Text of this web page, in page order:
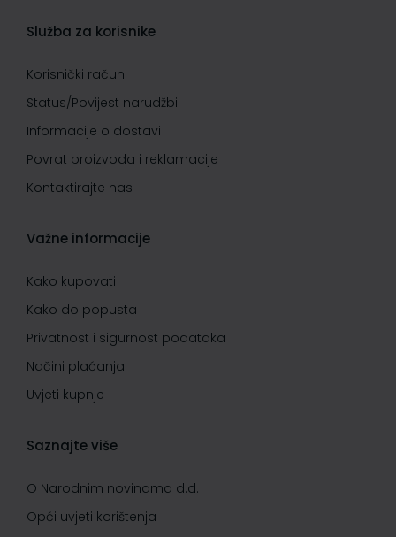
Služba za korisnike
Korisnički račun
Status/Povijest narudžbi
Informacije o dostavi
Povrat proizvoda i reklamacije
Kontaktirajte nas
Važne informacije
Kako kupovati
Kako do popusta
Privatnost i sigurnost podataka
Načini plaćanja
Uvjeti kupnje
Saznajte više
O Narodnim novinama d.d.
Opći uvjeti korištenja